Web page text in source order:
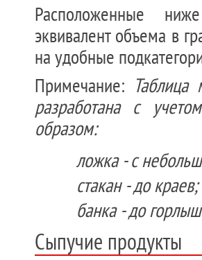
Расположенные
эквивалент объема в
на удобные
Примечание:
разработана с
образом:
ложка - с
стакан - до краев;
банка - до
Сыпучие продукты